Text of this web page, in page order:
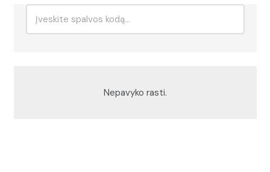
Nepavyko rasti.